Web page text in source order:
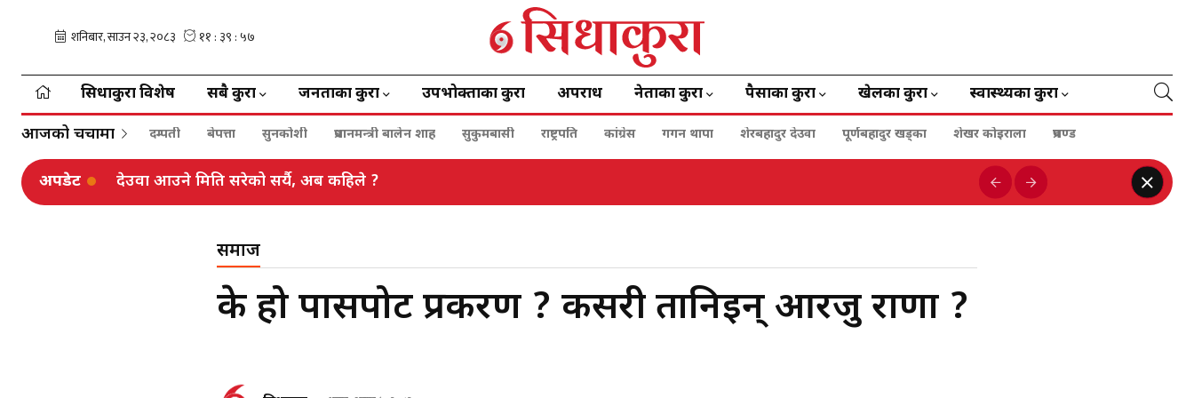
सिधाकुरा विशेष सबै कुरा जनताका कुरा उपभोक्ताका कुरा अपराध नेताका कुरा पैसाका कुरा खेलका कुरा स्वास्थ्यका कुरा
आजको चर्चामा दम्पती बेपत्ता सुनकोशी प्रधानमन्त्री बालेन शाह सुकुमबासी राष्ट्रपति कांग्रेस गगन थापा शेरबहादुर देउवा पूर्णबहादुर खड्का शेखर कोइराला प्रचण्ड
अपडेट देउवा आउने मिति सरेको सर्यै, अब कहिले ?
समाज
के हो पासपोर्ट प्रकरण ? कसरी तानिइन् आरजु राणा ?